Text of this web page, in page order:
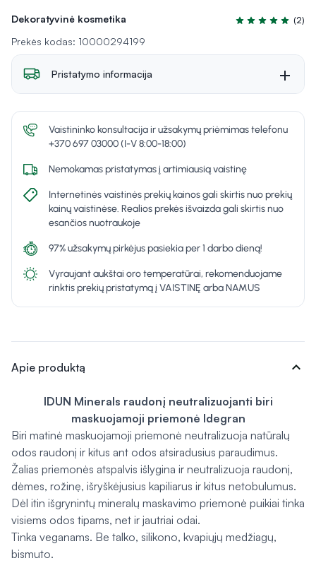
Dekoratyvinė kosmetika
Įvertinimas 5.0
(2)
Prekės kodas: 10000294199
Pristatymo informacija
Vaistininko konsultacija ir užsakymų priėmimas telefonu
+370 697 03000 (I-V 8:00-18:00)
Nemokamas pristatymas į artimiausią vaistinę
Internetinės vaistinės prekių kainos gali skirtis nuo prekių
kainų vaistinėse. Realios prekės išvaizda gali skirtis nuo
esančios nuotraukoje
97% užsakymų pirkėjus pasiekia per 1 darbo dieną!
Vyraujant aukštai oro temperatūrai, rekomenduojame
rinktis prekių pristatymą į VAISTINĘ arba NAMUS
Apie produktą expand_more
IDUN Minerals raudonį neutralizuojanti biri
maskuojamoji priemonė Idegran
Biri matinė maskuojamoji priemonė neutralizuoja natūralų
odos raudonį ir kitus ant odos atsiradusius paraudimus.
Žalias priemonės atspalvis išlygina ir neutralizuoja raudonį,
dėmes, rožinę, išryškėjusius kapiliarus ir kitus netobulumus.
Dėl itin išgrynintų mineralų maskavimo priemonė puikiai tinka
visiems odos tipams, net ir jautriai odai.
Tinka veganams. Be talko, silikono, kvapiųjų medžiagų,
bismuto.